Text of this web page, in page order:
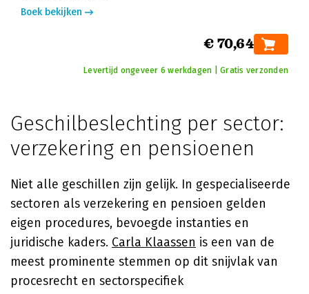
Boek bekijken
€ 70,64
Levertijd ongeveer 6 werkdagen | Gratis verzonden
Geschilbeslechting per sector:
verzekering en pensioenen
Niet alle geschillen zijn gelijk. In gespecialiseerde
sectoren als verzekering en pensioen gelden
eigen procedures, bevoegde instanties en
juridische kaders. Carla Klaassen is een van de
meest prominente stemmen op dit snijvlak van
procesrecht en sectorspecifiek